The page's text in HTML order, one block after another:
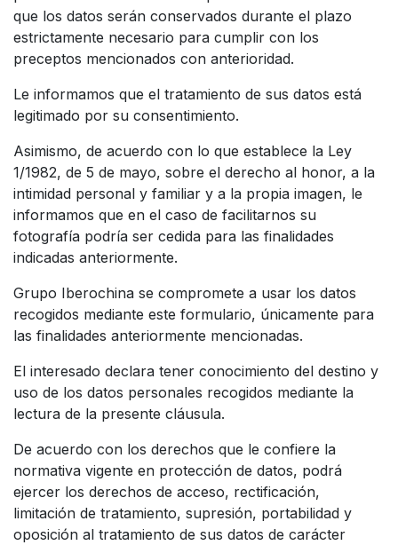
que los datos serán conservados durante el plazo
estrictamente necesario para cumplir con los
preceptos mencionados con anterioridad.
Le informamos que el tratamiento de sus datos está
legitimado por su consentimiento.
Asimismo, de acuerdo con lo que establece la Ley
1/1982, de 5 de mayo, sobre el derecho al honor, a la
intimidad personal y familiar y a la propia imagen, le
informamos que en el caso de facilitarnos su
fotografía podría ser cedida para las finalidades
indicadas anteriormente.
Grupo Iberochina se compromete a usar los datos
recogidos mediante este formulario, únicamente para
las finalidades anteriormente mencionadas.
El interesado declara tener conocimiento del destino y
uso de los datos personales recogidos mediante la
lectura de la presente cláusula.
De acuerdo con los derechos que le confiere la
normativa vigente en protección de datos, podrá
ejercer los derechos de acceso, rectificación,
limitación de tratamiento, supresión, portabilidad y
oposición al tratamiento de sus datos de carácter